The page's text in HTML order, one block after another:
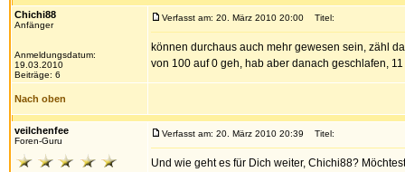
Chichi88
Anfänger
Anmeldungsdatum:
19.03.2010
Beiträge: 6
Verfasst am: 20. März 2010 20:00 Titel:
können durchaus auch mehr gewesen sein, zähl
von 100 auf 0 geh, hab aber danach geschlafen,
Nach oben
veilchenfee
Foren-Guru
Verfasst am: 20. März 2010 20:39 Titel:
Und wie geht es für Dich weiter, Chichi88?